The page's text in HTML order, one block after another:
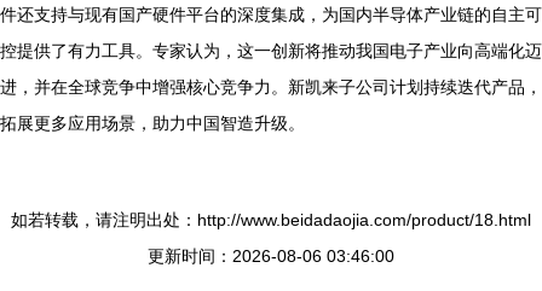
件还支持与现有国产硬件平台的深度集成，为国内半导体产业链的自主可
控提供了有力工具。专家认为，这一创新将推动我国电子产业向高端化迈
进，并在全球竞争中增强核心竞争力。新凯来子公司计划持续迭代产品，
拓展更多应用场景，助力中国智造升级。
如若转载，请注明出处：http://www.beidadaojia.com/product/18.html
更新时间：2026-08-06 03:46:00